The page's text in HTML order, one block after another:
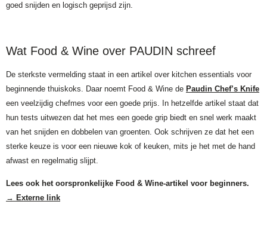
goed snijden en logisch geprijsd zijn.
Wat Food & Wine over PAUDIN schreef
De sterkste vermelding staat in een artikel over kitchen essentials voor
beginnende thuiskoks. Daar noemt Food & Wine de Paudin Chef’s Knife
een veelzijdig chefmes voor een goede prijs. In hetzelfde artikel staat dat
hun tests uitwezen dat het mes een goede grip biedt en snel werk maakt
van het snijden en dobbelen van groenten. Ook schrijven ze dat het een
sterke keuze is voor een nieuwe kok of keuken, mits je het met de hand
afwast en regelmatig slijpt.
Lees ook het oorspronkelijke Food & Wine-artikel voor beginners.
→ Externe link